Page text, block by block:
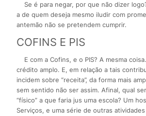
Se é para negar, por que não dizer
a de quem deseja mesmo iludir com
antemão não se pretendem cumprir.
COFINS E PIS
E com a Cofins, e o PIS? A mesma
crédito amplo. E, em relação a tais
incidem sobre “receita”, da forma mais
sem sentido não ser assim. Afinal, qual
“físico” a que faria jus uma escola? Um
Serviços, e uma série de outras